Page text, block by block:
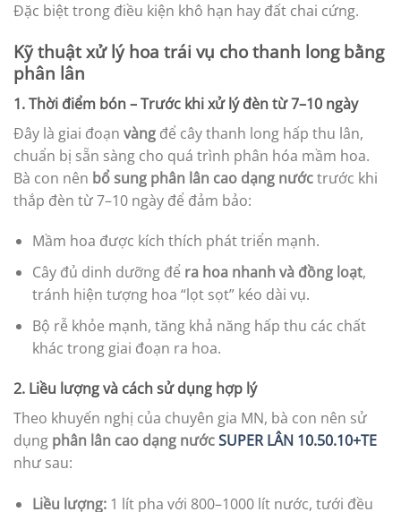
Đặc biệt trong điều kiện khô hạn hay đất chai cứng.
Kỹ thuật xử lý hoa trái vụ cho thanh long bằng
phân lân
1. Thời điểm bón – Trước khi xử lý đèn từ 7–10 ngày
Đây là giai đoạn vàng để cây thanh long hấp thu lân,
chuẩn bị sẵn sàng cho quá trình phân hóa mầm hoa.
Bà con nên bổ sung phân lân cao dạng nướctrước khi
thắp đèn từ 7–10 ngày để đảm bảo:
Mầm hoa được kích thích phát triển mạnh.
Cây đủ dinh dưỡng để ra hoa nhanh và đồng loạt,
tránh hiện tượng hoa “lọt sọt” kéo dài vụ.
Bộ rễ khỏe mạnh, tăng khả năng hấp thu các chất
khác trong giai đoạn ra hoa.
2. Liều lượng và cách sử dụng hợp lý
Theo khuyến nghị của chuyên gia MN, bà con nên sử
dụng phân lân cao dạng nướcSUPER LÂN 10.50.10+TE
như sau:
Liều lượng:1 lít pha với 800–1000 lít nước, tưới đều